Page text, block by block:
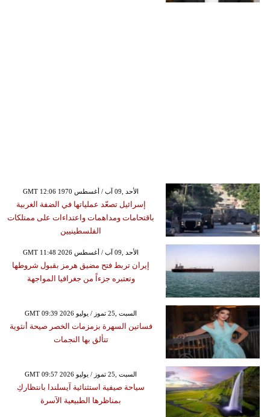
GMT 12:06 1970 الأحد ,09 آب / أغسطس
إسرائيل تصعّد عملياتها في الضفة الغربية
باقتحامات ومداهمات واعتداءات على ممتلكات
الفلسطينيين
GMT 11:48 2026 الأحد ,09 آب / أغسطس
إيران تربط فتح مضيق هرمز بقبول شروطها
وتعتبره جزءاً من جغرافيا المواجهة
GMT 09:39 2026 السبت ,25 تموز / يوليو
فساتين السهرة بزمزمات الخصر صيحة أنثوية
تتألق بها النجمات
GMT 09:57 2026 السبت ,25 تموز / يوليو
سياحة صيفية استثنائية آيسلندا بانتظاركِ
بمناظرها الطبيعية الآسرة